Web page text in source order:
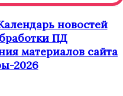
новостей
ПД
материалов сайта
2026